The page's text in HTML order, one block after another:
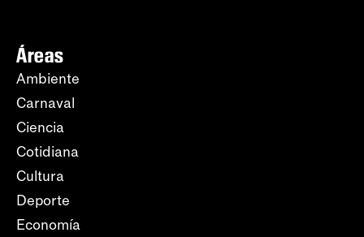
Áreas
Ambiente
Carnaval
Ciencia
Cotidiana
Cultura
Deporte
Economía